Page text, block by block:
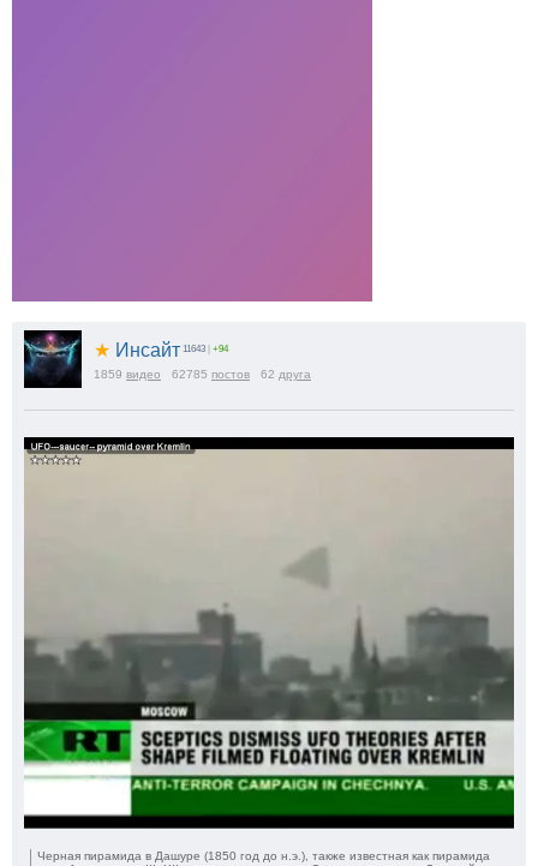
★ Инсайт 11643 +94
1859 видео 62785 постов 62 друга
Черная пирамида в Дашуре (1850 год до н.э.), также известная как пирамида